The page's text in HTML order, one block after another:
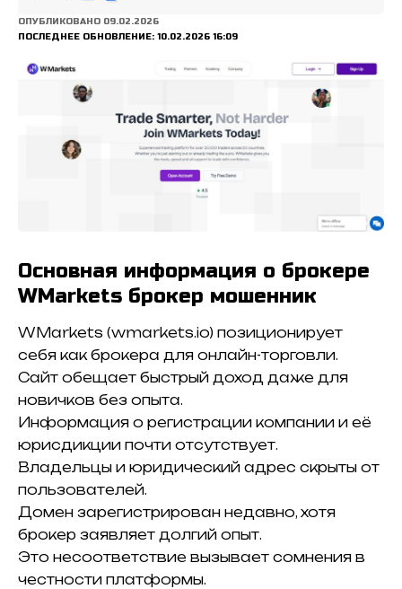
ПОСЛЕДНЕЕ ОБНОВЛЕНИЕ: 10.02.2026 16:09
ОПУБЛИКОВАНО 09.02.2026
Основная информация о брокере
WMarkets брокер мошенник
WMarkets (wmarkets.io) позиционирует
себя как брокера для онлайн-торговли.
Сайт обещает быстрый доход даже для
новичков без опыта.
Информация о регистрации компании и её
юрисдикции почти отсутствует.
Владельцы и юридический адрес скрыты от
пользователей.
Домен зарегистрирован недавно, хотя
брокер заявляет долгий опыт.
Это несоответствие вызывает сомнения в
честности платформы.